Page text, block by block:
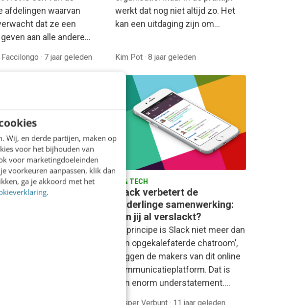
Wij, en derde partijen, maken op
voor het bijhouden van
voor marketingdoeleinden
voorkeuren aanpassen, klik dan
ga je akkoord met het
.
afdelingen waarvan
dat ze een
aan alle andere…
· 7 jaar geleden
werkt dat nog niet altijd zo. Het
kan een uitdaging zijn om…
Kim Pot · 8 jaar geleden
intranet: maak
en relevant
kijkt er meer van op dat
je laat zien welke
je waarschijnlijk mooi
AI & TECH
Slack verbetert de
onderlinge samenwerking:
ben jij al verslackt?
‘In principe is Slack niet meer dan
een opgekalefaterde chatroom’,
zeggen de makers van dit online
communicatieplatform. Dat is
een enorm understatement.…
Jasper Verbunt · 11 jaar geleden